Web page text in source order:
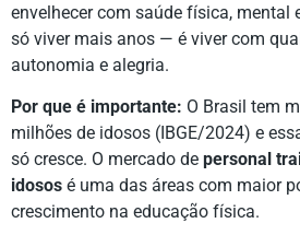
envelhecer com saúde física, mental
só viver mais anos — é viver com
autonomia e alegria.
Por que é importante: O Brasil tem
milhões de idosos (IBGE/2024) e
só cresce. O mercado de personal
idosos é uma das áreas com maior
crescimento na educação física.